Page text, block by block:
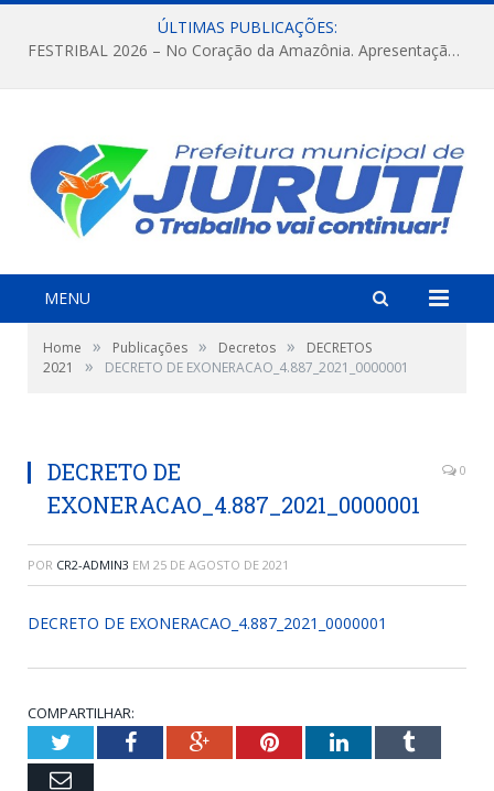
ÚLTIMAS PUBLICAÇÕES:
FESTRIBAL 2026 – No Coração da Amazônia. Apresentação da Munduruku.
MENU
Home » Publicações » Decretos »
DECRETOS
2021
» DECRETO DE EXONERACAO_4.887_2021_0000001
DECRETO DE
EXONERACAO_4.887_2021_0000001
0
POR CR2-ADMIN3 EM 25 DE AGOSTO DE 2021
DECRETO DE EXONERACAO_4.887_2021_0000001
COMPARTILHAR:
TwitterFacebookGoogle+PinterestLinkedInTumblr
Email